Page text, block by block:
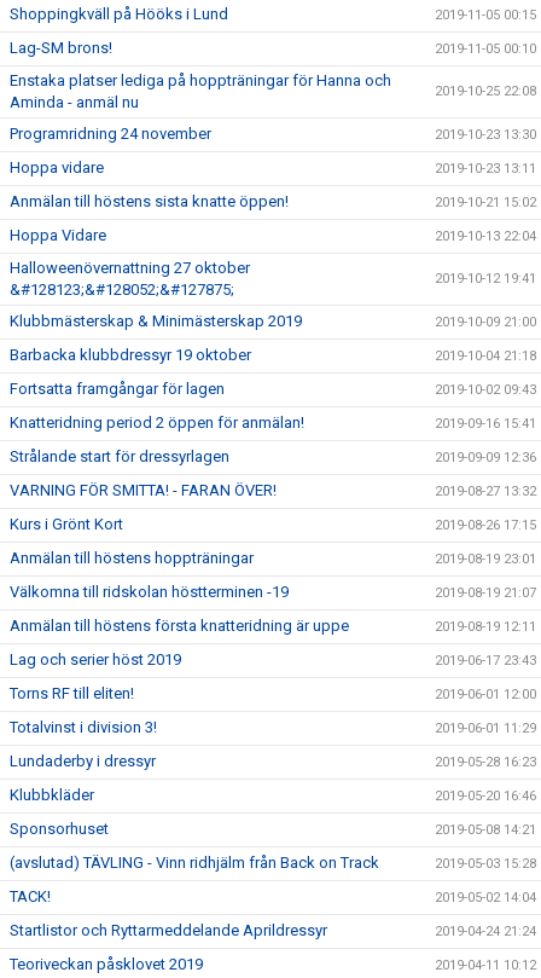
Shoppingkväll på Hööks i Lund 2019-11-05 00:15
Lag-SM brons! 2019-11-05 00:10
Enstaka platser lediga på hoppträningar för Hanna och
Aminda - anmäl nu
2019-10-25 22:08
Programridning 24 november 2019-10-23 13:30
Hoppa vidare 2019-10-23 13:11
Anmälan till höstens sista knatte öppen! 2019-10-21 15:02
Hoppa Vidare 2019-10-13 22:04
Halloweenövernattning 27 oktober
&#128123;&#128052;&#127875;
2019-10-12 19:41
Klubbmästerskap & Minimästerskap 2019 2019-10-09 21:00
Barbacka klubbdressyr 19 oktober 2019-10-04 21:18
Fortsatta framgångar för lagen 2019-10-02 09:43
Knatteridning period 2 öppen för anmälan! 2019-09-16 15:41
Strålande start för dressyrlagen 2019-09-09 12:36
VARNING FÖR SMITTA! - FARAN ÖVER! 2019-08-27 13:32
Kurs i Grönt Kort 2019-08-26 17:15
Anmälan till höstens hoppträningar 2019-08-19 23:01
Välkomna till ridskolan höstterminen -19 2019-08-19 21:07
Anmälan till höstens första knatteridning är uppe 2019-08-19 12:11
Lag och serier höst 2019 2019-06-17 23:43
Torns RF till eliten! 2019-06-01 12:00
Totalvinst i division 3! 2019-06-01 11:29
Lundaderby i dressyr 2019-05-28 16:23
Klubbkläder 2019-05-20 16:46
Sponsorhuset 2019-05-08 14:21
(avslutad) TÄVLING - Vinn ridhjälm från Back on Track 2019-05-03 15:28
TACK! 2019-05-02 14:04
Startlistor och Ryttarmeddelande Aprildressyr 2019-04-24 21:24
Teoriveckan påsklovet 2019 2019-04-11 10:12